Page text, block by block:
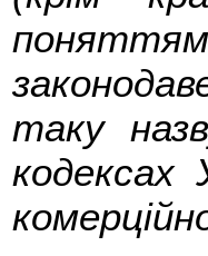
таку
кодексах